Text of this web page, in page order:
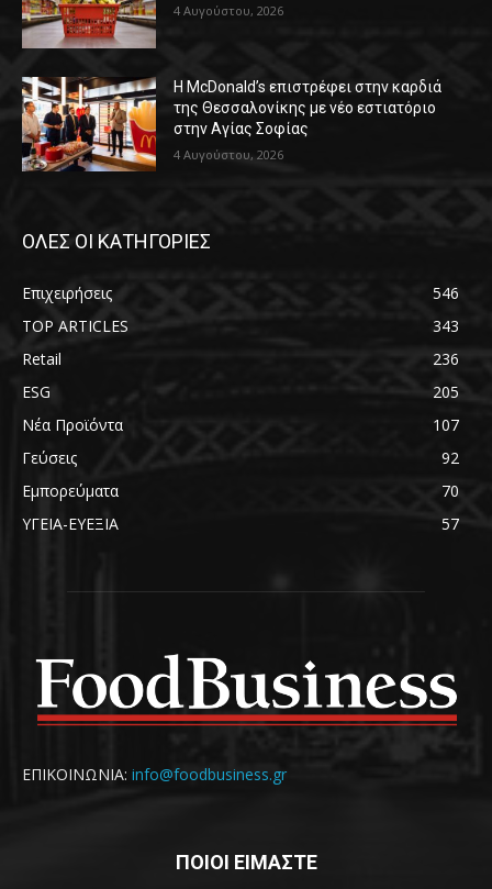
4 Αυγούστου, 2026
Η McDonald’s επιστρέφει στην καρδιά
της Θεσσαλονίκης με νέο εστιατόριο
στην Αγίας Σοφίας
4 Αυγούστου, 2026
ΟΛΕΣ ΟΙ ΚΑΤΗΓΟΡΙΕΣ
Επιχειρήσεις
546
TOP ARTICLES
343
Retail
236
ESG
205
Νέα Προϊόντα
107
Γεύσεις
92
Εμπορεύματα
70
ΥΓΕΙΑ-ΕΥΕΞΙΑ
57
ΕΠΙΚΟΙΝΩΝΙΑ: info@foodbusiness.gr
ΠΟΙΟΙ ΕΙΜΑΣΤΕ